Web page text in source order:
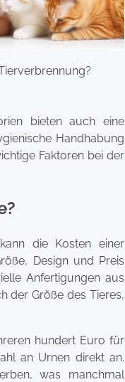
bieten auch eine
Handhabung
Faktoren bei der
die Kosten einer
Design und Preis
Anfertigungen aus
der Größe des Tieres,
hundert Euro für
an Urnen direkt an.
was manchmal